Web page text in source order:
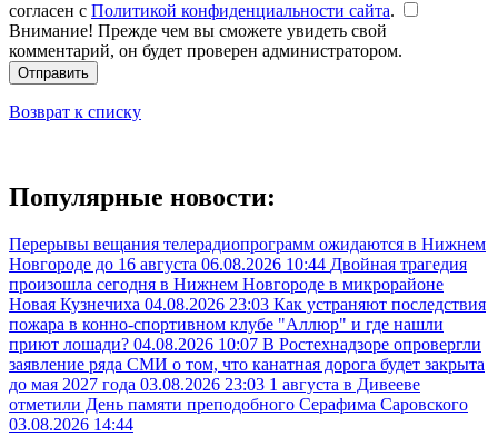
согласен с Политикой конфиденциальности сайта.
Внимание! Прежде чем вы сможете увидеть свой
комментарий, он будет проверен администратором.
Отправить
Возврат к списку
Популярные новости:
Перерывы вещания телерадиопрограмм ожидаются в Нижнем
Новгороде до 16 августа 06.08.2026 10:44 Двойная трагедия
произошла сегодня в Нижнем Новгороде в микрорайоне
Новая Кузнечиха 04.08.2026 23:03 Как устраняют последствия
пожара в конно-спортивном клубе "Аллюр" и где нашли
приют лошади? 04.08.2026 10:07 В Ростехнадзоре опровергли
заявление ряда СМИ о том, что канатная дорога будет закрыта
до мая 2027 года 03.08.2026 23:03 1 августа в Дивееве
отметили День памяти преподобного Серафима Саровского
03.08.2026 14:44